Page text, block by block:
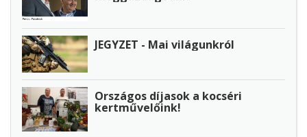
JEGYZET - Mai világunkról
Országos díjasok a kocséri
kertművelőink!